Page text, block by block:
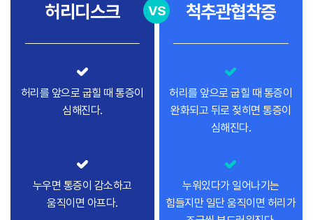
VS
허리디스크 척추관협착증
허리를 앞으로 굽힐 때 통증이
심해진다.
허리를 앞으로 굽힐 때 통증이
완화되고 뒤로 젖히면 통증이
심해진다.
누우면 통증이 감소하고
움직이면 아프다.
누워있다가 일어나기는
힘들지만 일단 움직이면 허리가